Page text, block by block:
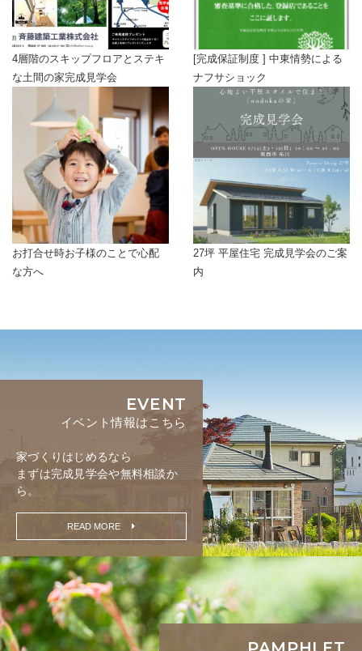
4層階のスキップフロアとステキ
な土間の家完成見学会
[完成保証制度 ] 中東情勢による
ナフサショック
お打合せ時お子様のことで心配
な方へ
27坪 平屋住宅 完成見学会のご案
内
EVENT
イベント情報はこちら
家づくりはじめるなら
まずは完成見学会や無料相談か
ら。
READ MORE